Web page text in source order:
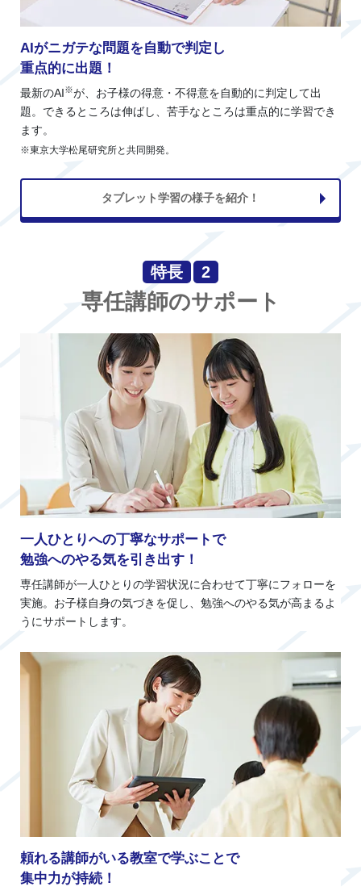
AIがニガテな問題を自動で判定し
重点的に出題！
最新のAI※が、お子様の得意・不得意を自動的に判定して出
題。できるところは伸ばし、苦手なところは重点的に学習でき
ます。
※東京大学松尾研究所と共同開発。
タブレット学習の様子を紹介！
特長 2
専任講師のサポート
一人ひとりへの丁寧なサポートで
勉強へのやる気を引き出す！
専任講師が一人ひとりの学習状況に合わせて丁寧にフォローを
実施。お子様自身の気づきを促し、勉強へのやる気が高まるよ
うにサポートします。
頼れる講師がいる教室で学ぶことで
集中力が持続！